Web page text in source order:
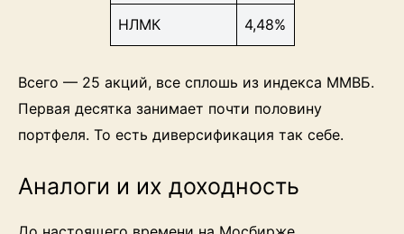
НЛМК 4,48%
Всего — 25 акций, все сплошь из индекса ММВБ.
Первая десятка занимает почти половину
портфеля. То есть диверсификация так себе.
Аналоги и их доходность